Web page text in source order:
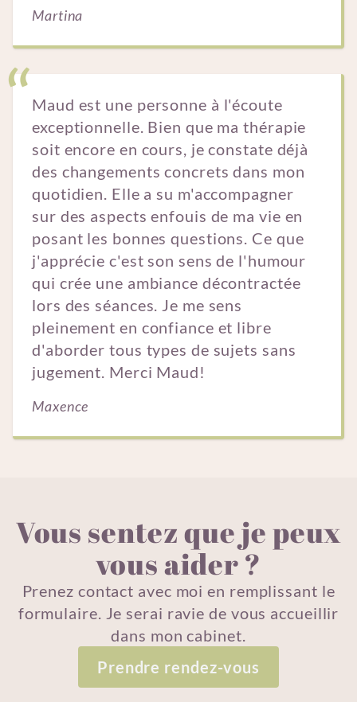
Martina
Maud est une personne à l'écoute
exceptionnelle. Bien que ma thérapie
soit encore en cours, je constate déjà
des changements concrets dans mon
quotidien. Elle a su m'accompagner
sur des aspects enfouis de ma vie en
posant les bonnes questions. Ce que
j'apprécie c'est son sens de l'humour
qui crée une ambiance décontractée
lors des séances. Je me sens
pleinement en confiance et libre
d'aborder tous types de sujets sans
jugement. Merci Maud!
Maxence
Vous sentez que je peux
vous aider ?
Prenez contact avec moi en remplissant le
formulaire. Je serai ravie de vous accueillir
dans mon cabinet.
Prendre rendez-vous